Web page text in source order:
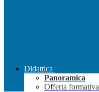
Didattica
Panoramica
Offerta formativa